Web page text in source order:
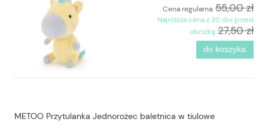
Cena regularna:55,00 zł
Najniższa cena z 30 dni przed
obniżką:27,50 zł
do koszyka
METOO Przytulanka Jednorożec baletnica w tiulowe